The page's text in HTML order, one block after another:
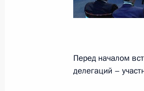
28 июля 2023 года,
Встреча с
Мнангагвой
Перед началом
делегаций –